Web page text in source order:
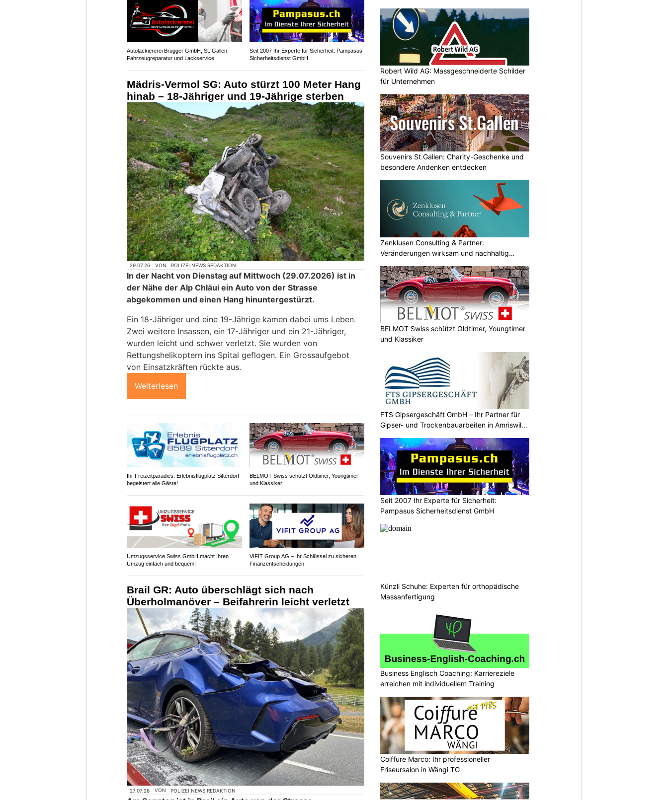
Autolackiererei Brugger GmbH, St. Gallen:
Fahrzeugreparatur und Lackservice
Seit 2007 Ihr Experte für Sicherheit: Pampasus
Sicherheitsdienst GmbH
Mädris-Vermol SG: Auto stürzt 100 Meter Hang
hinab – 18-Jähriger und 19-Jährige sterben
29.07.26 VON POLIZEI.NEWS REDAKTION
In der Nacht von Dienstag auf Mittwoch (29.07.2026) ist in
der Nähe der Alp Chläui ein Auto von der Strasse
abgekommen und einen Hang hinuntergestürzt.
Ein 18-Jähriger und eine 19-Jährige kamen dabei ums Leben.
Zwei weitere Insassen, ein 17-Jähriger und ein 21-Jähriger,
wurden leicht und schwer verletzt. Sie wurden von
Rettungshelikoptern ins Spital geflogen. Ein Grossaufgebot
von Einsatzkräften rückte aus.
Weiterlesen
Ihr Freizeitparadies: Erlebnisflugplatz Sitterdorf
begeistert alle Gäste!
BELMOT Swiss schützt Oldtimer, Youngtimer
und Klassiker
Umzugsservice Swiss GmbH macht Ihren
Umzug einfach und bequem!
VIFIT Group AG – Ihr Schlüssel zu sicheren
Finanzentscheidungen
Brail GR: Auto überschlägt sich nach
Überholmanöver – Beifahrerin leicht verletzt
27.07.26 VON POLIZEI.NEWS REDAKTION
Robert Wild AG: Massgeschneiderte Schilder
für Unternehmen
Souvenirs St.Gallen: Charity-Geschenke und
besondere Andenken entdecken
Zenklusen Consulting & Partner:
Veränderungen wirksam und nachhaltig
BELMOT Swiss schützt Oldtimer, Youngtimer
und Klassiker
FTS Gipsergeschäft GmbH – Ihr Partner für
Gipser- und Trockenbauarbeiten in Amriswil
Seit 2007 Ihr Experte für Sicherheit:
Pampasus Sicherheitsdienst GmbH
Künzli Schuhe: Experten für orthopädische
Massanfertigung
Business Englisch Coaching: Karriereziele
erreichen mit individuellem Training
Coiffure Marco: Ihr professioneller
Friseursalon in Wängi TG